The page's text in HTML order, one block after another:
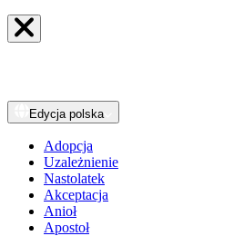
Edycja polska
Adopcja
Uzależnienie
Nastolatek
Akceptacja
Anioł
Apostoł